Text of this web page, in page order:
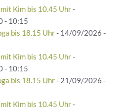
Kim bis 10.45 Uhr-
- 10:15
bis 18.15 Uhr- 14/09/2026 -
Kim bis 10.45 Uhr-
- 10:15
bis 18.15 Uhr- 21/09/2026 -
Kim bis 10.45 Uhr-